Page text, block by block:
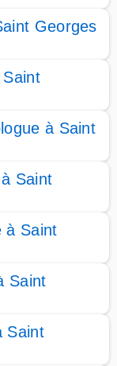
Georges
à Saint
Saint
à Saint
Saint
Saint